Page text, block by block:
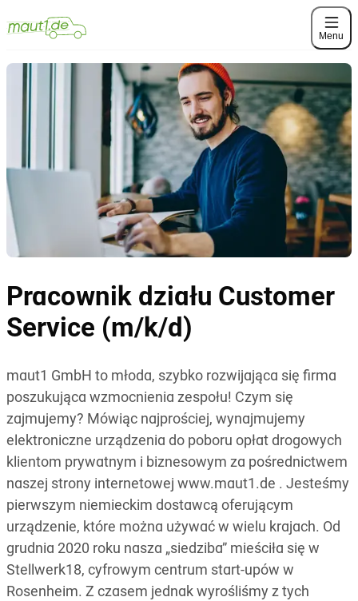
Menu
Pracownik działu Customer
Service (m/k/d)
maut1 GmbH to młoda, szybko rozwijająca się firma
poszukująca wzmocnienia zespołu! Czym się
zajmujemy? Mówiąc najprościej, wynajmujemy
elektroniczne urządzenia do poboru opłat drogowych
klientom prywatnym i biznesowym za pośrednictwem
naszej strony internetowej www.maut1.de . Jesteśmy
pierwszym niemieckim dostawcą oferującym
urządzenie, które można używać w wielu krajach. Od
grudnia 2020 roku nasza „siedziba” mieściła się w
Stellwerk18, cyfrowym centrum start-upów w
Rosenheim. Z czasem jednak wyrośliśmy z tych